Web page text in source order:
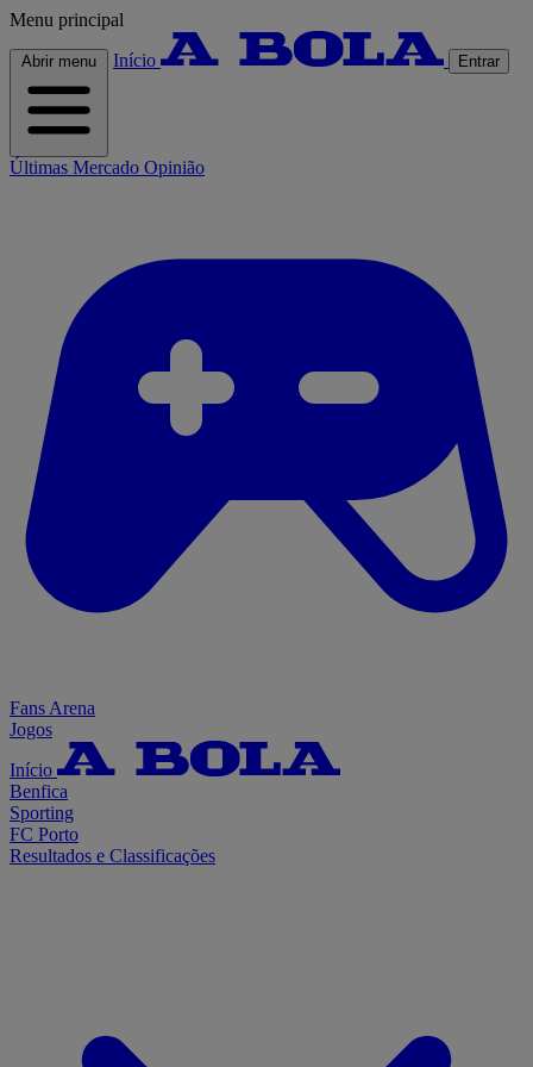
Menu principal
Abrir menu Início Entrar
Últimas Mercado Opinião
Fans Arena
Jogos
Início
Benfica
Sporting
FC Porto
Resultados e Classificações